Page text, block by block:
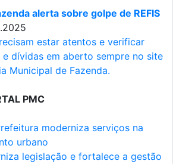
alerta sobre golpe de REFIS
estar atentos e verificar
dívidas em aberto sempre no site
Municipal de Fazenda.
PMC
moderniza serviços na
urbano
legislação e fortalece a gestão